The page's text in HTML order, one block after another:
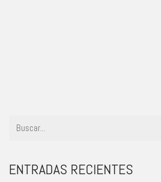
ENTRADAS RECIENTES